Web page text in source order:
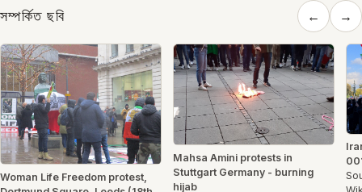
সম্পর্কিত ছবি ← →
Woman Life Freedom protest,
Mahsa Amini protests in
Stuttgart Germany - burning
hijab